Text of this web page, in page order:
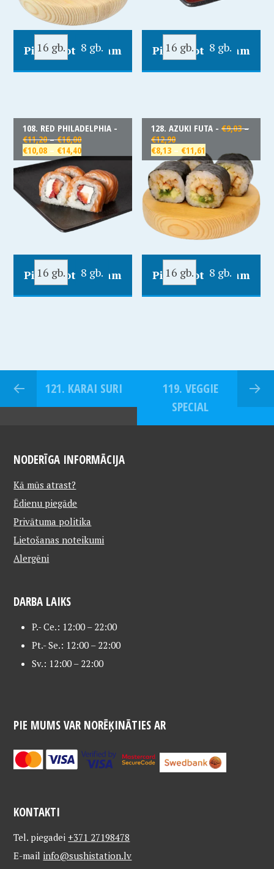
16 gb. 8 gb.
Pievienot Grozam 16 gb. 8 gb.
Pievienot Grozam
108. RED PHILADELPHIA -
€11,20 – €16,00
€10,08 – €14,40
16 gb. 8 gb.
Pievienot Grozam
128. AZUKI FUTA -€9,03 –
€12,90
€8,13 – €11,61
16 gb. 8 gb.
Pievienot Grozam
121. KARAI SURI
119. VEGGIE
SPECIAL
NODERĪGA INFORMĀCIJA
Kā mūs atrast?
Ēdienu piegāde
Privātuma politika
Lietošanas noteikumi
Alergēni
DARBA LAIKS
P.- Ce.: 12:00 – 22:00
Pt.- Se.: 12:00 – 22:00
Sv.: 12:00 – 22:00
PIE MUMS VAR NORĒĶINĀTIES AR
KONTAKTI
Tel. piegadei+371 27198478
E-mail info@sushistation.lv